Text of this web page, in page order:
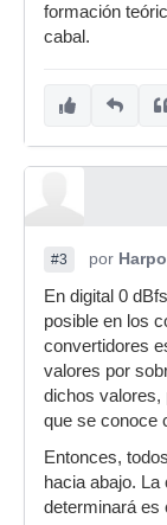
formación
cabal.
#3 por
En digital 0
posible en los
convertidores
valores por
dichos valores,
que se conoce
Entonces,
hacia abajo.
determinará es